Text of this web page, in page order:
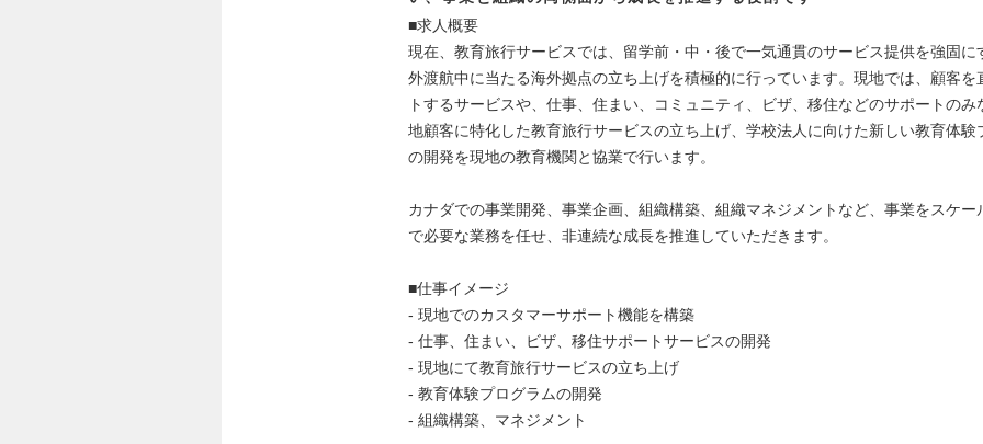
■求人概要
現在、教育旅行サービスでは、留学前・中・後で一気通貫のサービス提供を強固に
外渡航中に当たる海外拠点の立ち上げを積極的に行っています。現地では、顧客を
トするサービスや、仕事、住まい、コミュニティ、ビザ、移住などのサポートのみ
地顧客に特化した教育旅行サービスの立ち上げ、学校法人に向けた新しい教育体験
の開発を現地の教育機関と協業で行います。
カナダでの事業開発、事業企画、組織構築、組織マネジメントなど、事業をスケー
で必要な業務を任せ、非連続な成長を推進していただきます。
■仕事イメージ
- 現地でのカスタマーサポート機能を構築
- 仕事、住まい、ビザ、移住サポートサービスの開発
- 現地にて教育旅行サービスの立ち上げ
- 教育体験プログラムの開発
- 組織構築、マネジメント